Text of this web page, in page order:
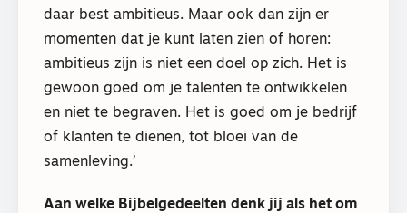
daar best ambitieus. Maar ook dan zijn er
momenten dat je kunt laten zien of horen:
ambitieus zijn is niet een doel op zich. Het is
gewoon goed om je talenten te ontwikkelen
en niet te begraven. Het is goed om je bedrijf
of klanten te dienen, tot bloei van de
samenleving.’
Aan welke Bijbelgedeelten denk jij als het om